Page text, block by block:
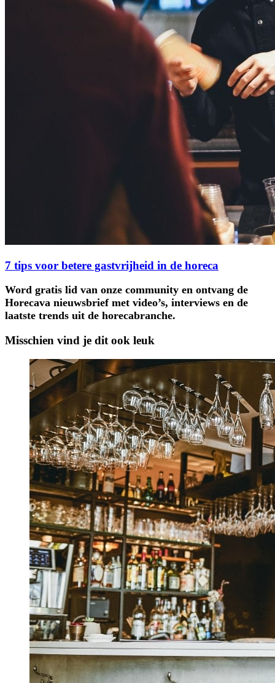
7 tips voor betere gastvrijheid in de horeca
Word gratis lid van onze community en ontvang de
Horecava nieuwsbrief met video’s, interviews en de
laatste trends uit de horecabranche.
Misschien vind je dit ook leuk